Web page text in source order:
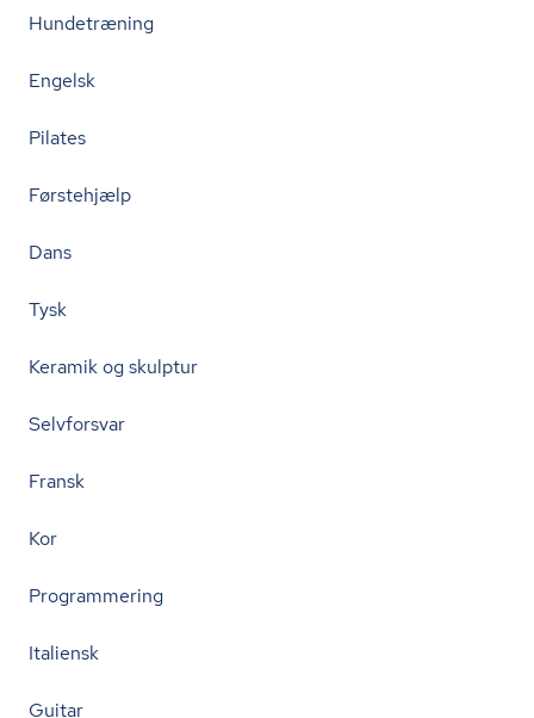
Hundetræning
Engelsk
Pilates
Førstehjælp
Dans
Tysk
Keramik og skulptur
Selvforsvar
Fransk
Kor
Programmering
Italiensk
Guitar